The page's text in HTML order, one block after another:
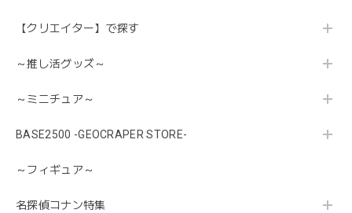
【クリエイター】で探す
～推し活グッズ～
～ミニチュア～
BASE2500 -GEOCRAPER STORE-
～フィギュア～
名探偵コナン特集